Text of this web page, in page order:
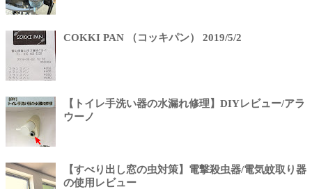
COKKI PAN （コッキパン） 2019/5/2
【トイレ手洗い器の水漏れ修理】DIYレビュー/アラ
ウーノ
【すべり出し窓の虫対策】電撃殺虫器/電気蚊取り器
の使用レビュー